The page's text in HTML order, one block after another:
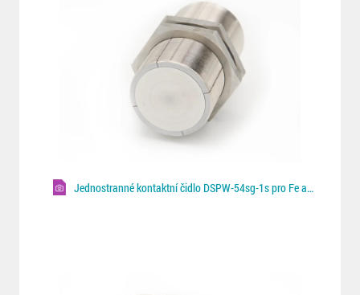
Jednostranné kontaktní čidlo DSPW-54sg-1s pro Fe a NF plechy